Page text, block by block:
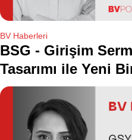
BV Haberleri
BSG - Girişim
Tasarımı ile Yeni